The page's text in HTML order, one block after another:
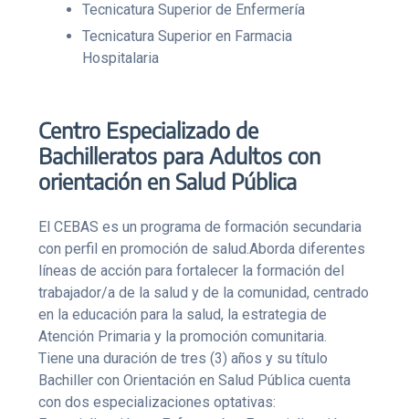
Tecnicatura Superior de Enfermería
Tecnicatura Superior en Farmacia
Hospitalaria
Centro Especializado de
Bachilleratos para Adultos con
orientación en Salud Pública
El CEBAS es un programa de formación secundaria
con perfil en promoción de salud.Aborda diferentes
líneas de acción para fortalecer la formación del
trabajador/a de la salud y de la comunidad, centrado
en la educación para la salud, la estrategia de
Atención Primaria y la promoción comunitaria.
Tiene una duración de tres (3) años y su título
Bachiller con Orientación en Salud Pública cuenta
con dos especializaciones optativas: